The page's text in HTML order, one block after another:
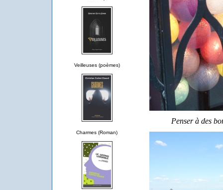
Veilleuses (poèmes)
Charmes (Roman)
Penser à des